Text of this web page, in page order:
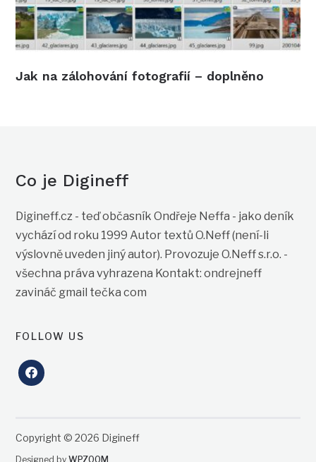
Jak na zálohování fotografií – doplněno
Co je Digineff
Digineff.cz - teď občasník Ondřeje Neffa - jako deník
vychází od roku 1999 Autor textů O.Neff (není-li
výslovně uveden jiný autor). Provozuje O.Neff s.r.o. -
všechna práva vyhrazena Kontakt: ondrejneff
zavináč gmail tečka com
FOLLOW US
facebook
Copyright © 2026 Digineff
Designed byWPZOOM